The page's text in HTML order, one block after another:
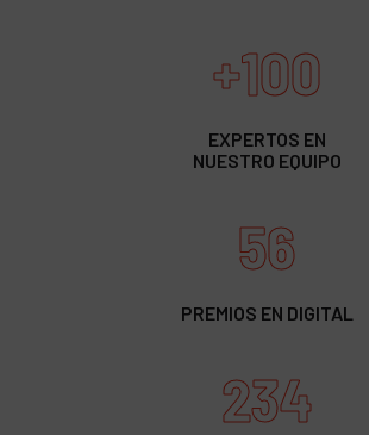
+100
EXPERTOS EN
NUESTRO EQUIPO
56
PREMIOS EN DIGITAL
234